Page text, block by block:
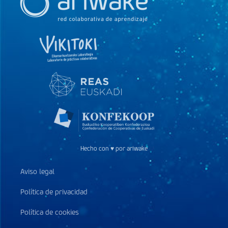
Hecho con ♥ por ariwake
Aviso legal
Política de privacidad
Política de cookies